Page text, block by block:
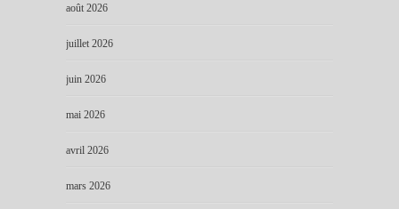
août 2026
juillet 2026
juin 2026
mai 2026
avril 2026
mars 2026